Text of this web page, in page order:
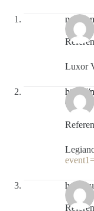
neue
Luxor
https://
hubu.ru